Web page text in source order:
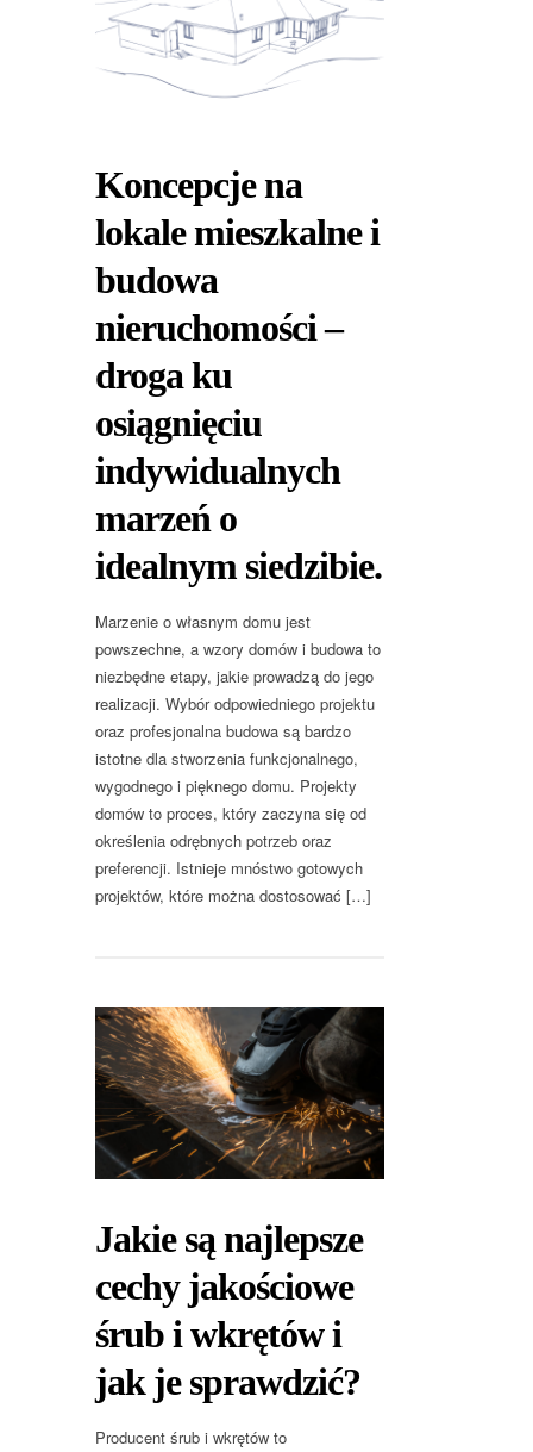
Koncepcje na
lokale mieszkalne i
budowa
nieruchomości –
droga ku
osiągnięciu
indywidualnych
marzeń o
idealnym siedzibie.
Marzenie o własnym domu jest
powszechne, a wzory domów i budowa to
niezbędne etapy, jakie prowadzą do jego
realizacji. Wybór odpowiedniego projektu
oraz profesjonalna budowa są bardzo
istotne dla stworzenia funkcjonalnego,
wygodnego i pięknego domu. Projekty
domów to proces, który zaczyna się od
określenia odrębnych potrzeb oraz
preferencji. Istnieje mnóstwo gotowych
projektów, które można dostosować […]
Jakie są najlepsze
cechy jakościowe
śrub i wkrętów i
jak je sprawdzić?
Producent śrub i wkrętów to